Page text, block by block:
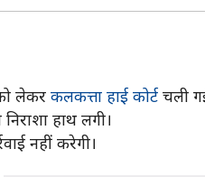
लेकर कलकत्ता हाई कोर्ट चली
हाथ लगी।
नहीं करेगी।